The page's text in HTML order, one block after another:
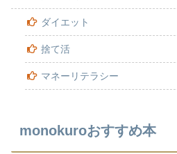
ダイエット
捨て活
マネーリテラシー
monokuroおすすめ本